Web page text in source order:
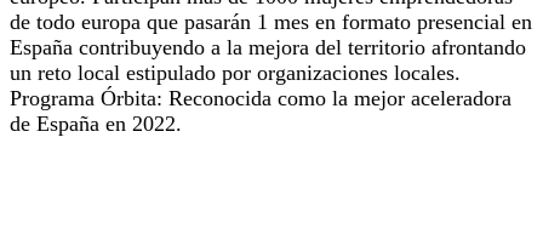
de todo europa que pasarán 1 mes en formato presencial en
España contribuyendo a la mejora del territorio afrontando
un reto local estipulado por organizaciones locales.
Programa Órbita: Reconocida como la mejor aceleradora
de España en 2022.